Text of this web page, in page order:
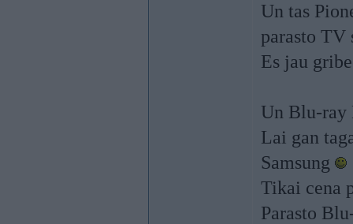
Un tas
parasto
Es jau
Un Blu-ray
Lai gan
Samsung
Tikai cena
Parasto